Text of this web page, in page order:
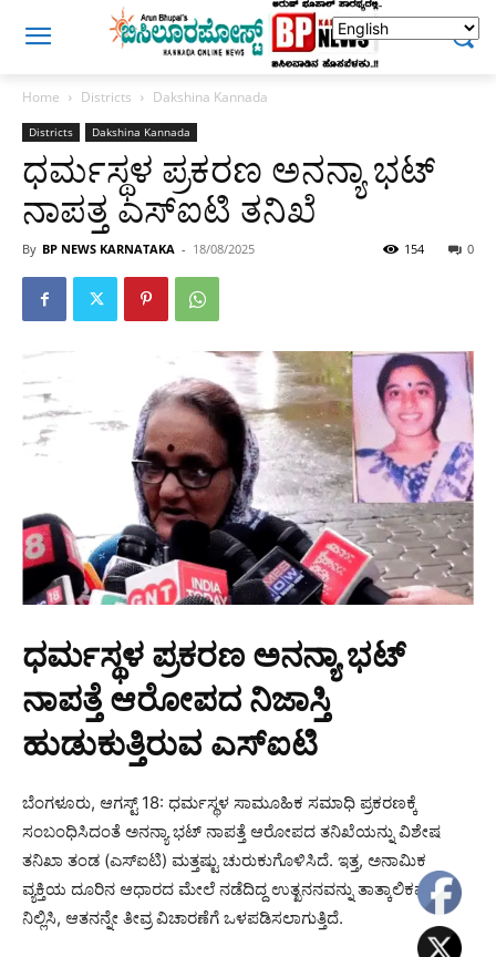
Home Districts Dakshina Kannada
Districts Dakshina Kannada
ಧರ್ಮಸ್ಥಳ ಪ್ರಕರಣ ಅನನ್ಯಾ ಭಟ್
ನಾಪತ್ತ ಎಸ್‌ಐಟಿ ತನಿಖೆ
By BP NEWS KARNATAKA - 18/08/2025 0
154
ಧರ್ಮಸ್ಥಳ ಪ್ರಕರಣ ಅನನ್ಯಾ ಭಟ್
ನಾಪತ್ತೆ ಆರೋಪದ ನಿಜಾಸ್ತಿ
ಹುಡುಕುತ್ತಿರುವ ಎಸ್‌ಐಟಿ
ಬೆಂಗಳೂರು, ಆಗಸ್ಟ್ 18: ಧರ್ಮಸ್ಥಳ ಸಾಮೂಹಿಕ ಸಮಾಧಿ ಪ್ರಕರಣಕ್ಕೆ
ಸಂಬಂಧಿಸಿದಂತೆ ಅನನ್ಯಾ ಭಟ್ ನಾಪತ್ತೆ ಆರೋಪದ ತನಿಖೆಯನ್ನು ವಿಶೇಷ
ತನಿಖಾ ತಂಡ (ಎಸ್‌ಐಟಿ) ಮತ್ತಷ್ಟು ಚುರುಕುಗೊಳಿಸಿದೆ. ಇತ್ತ, ಅನಾಮಿಕ
ವ್ಯಕ್ತಿಯ ದೂರಿನ ಆಧಾರದ ಮೇಲೆ ನಡೆದಿದ್ದ ಉತ್ಖನನವನ್ನು ತಾತ್ಕಾಲಿಕವಾಗಿ
ನಿಲ್ಲಿಸಿ, ಆತನನ್ನೇ ತೀವ್ರ ವಿಚಾರಣೆಗೆ ಒಳಪಡಿಸಲಾಗುತ್ತಿದೆ.